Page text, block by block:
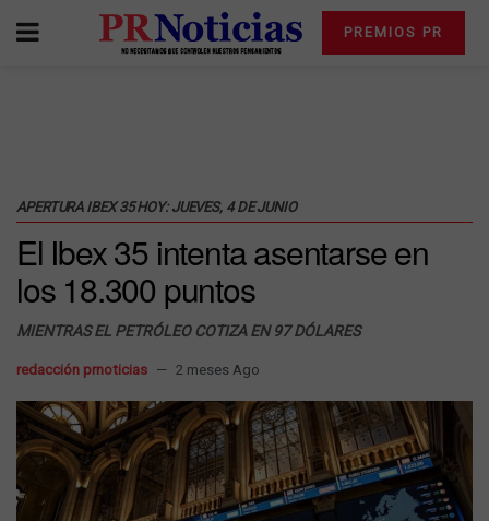
PREMIOS PR
APERTURA IBEX 35 HOY: JUEVES, 4 DE JUNIO
El Ibex 35 intenta asentarse en
los 18.300 puntos
MIENTRAS EL PETRÓLEO COTIZA EN 97 DÓLARES
redacción prnoticias 2 meses Ago